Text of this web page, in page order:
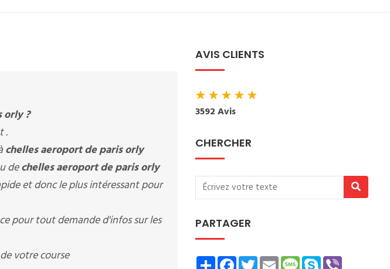
orly?
.
chelles aeroport de paris orly
dechelles aeroport de paris orly
et donc le plus intéressant pour
pour tout demande d'infos sur les
votre course
AVIS CLIENTS
★★★★★
3592 Avis
CHERCHER
PARTAGER
ShareFacebookTwitterEmailMessage
Skype